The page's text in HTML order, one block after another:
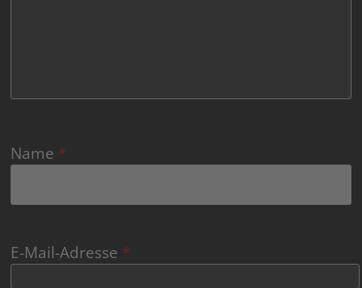
Name *
E-Mail-Adresse *